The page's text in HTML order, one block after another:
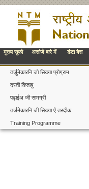
मुख्य सुफो असांजे बारे में डेटा बेस
तर्जुमेकारनि जो सिख्या प्रोग्राम
दस्ती किताबु
पढ़ाईअ जी सामग्री
तर्जमेकारनि जी सिख्या ऐं तस्दीक
Training Programme